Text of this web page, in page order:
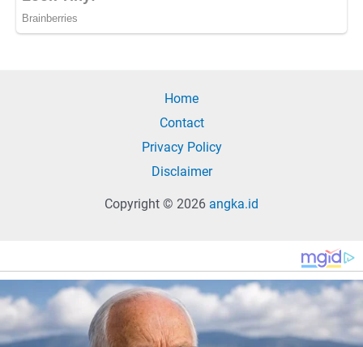
Home
Contact
Privacy Policy
Disclaimer
Copyright © 2026 angka.id